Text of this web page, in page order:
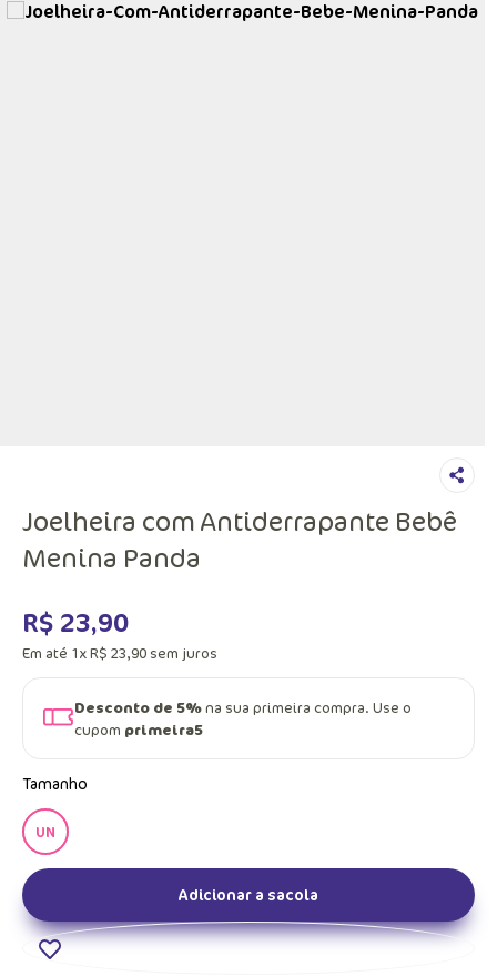
Joelheira com Antiderrapante Bebê
Menina Panda
R$ 23,90
Em até 1xR$ 23,90 sem juros
Desconto de 5%na sua primeira compra. Use o
cupom primeira5
Tamanho
UN
Adicionar a sacola